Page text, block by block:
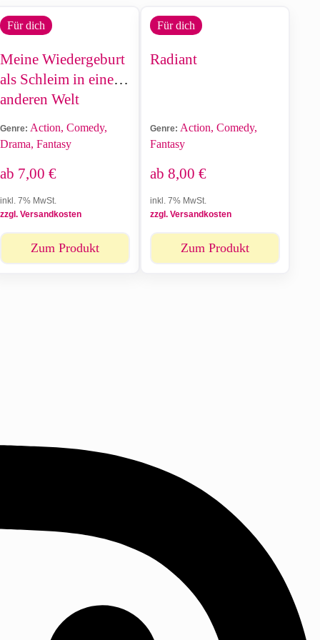
Für dich
Meine Wiedergeburt
als Schleim in einer
anderen Welt
Genre: Action, Comedy,
Drama, Fantasy
ab 7,00 €
inkl. 7% MwSt.
zzgl. Versandkosten
Zum Produkt
Für dich
Radiant
Genre: Action, Comedy,
Fantasy
ab 8,00 €
inkl. 7% MwSt.
zzgl. Versandkosten
Zum Produkt